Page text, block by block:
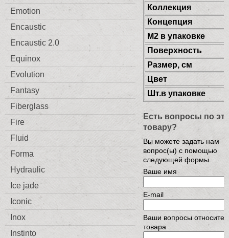
Emotion
Encaustic
Encaustic 2.0
Equinox
Evolution
Fantasy
Fiberglass
Fire
Fluid
Forma
Hydraulic
Ice jade
Iconic
Inox
Instinto
Коллекция
Концепция
М2 в упаковке
Поверхность
Размер, см
Цвет
Шт.в упаковке
Есть вопросы по
товару?
Вы можете задать нам
вопрос(ы) с помощью
следующей формы.
Ваше имя
E-mail
Ваши вопросы
товара